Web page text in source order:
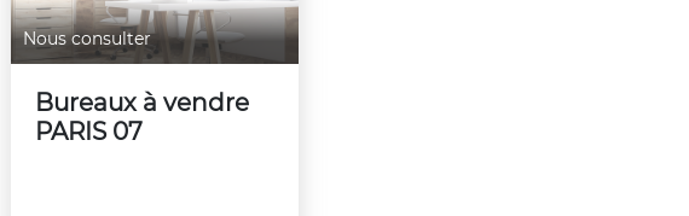
Nous consulter
Bureaux à vendre
PARIS 07